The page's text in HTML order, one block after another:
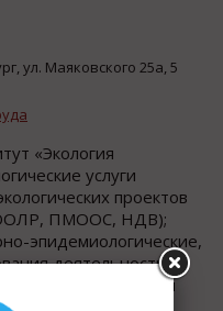
ул. Маяковского 25а, 5
«Экология
услуги
проектов
ПМООС, НДВ);
эпидемиологические,
деятельности);
качественный и